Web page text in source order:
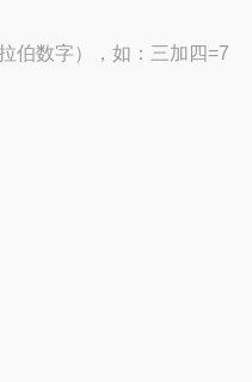
伯数字），如：三加四=7